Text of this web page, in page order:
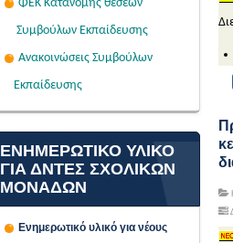
ΦΕΚ Κατανομής θέσεων
Συμβούλων Εκπαίδευσης
Ανακοινώσεις Συμβούλων
Εκπαίδευσης
ΕΝΗΜΕΡΩΤΙΚΟ ΥΛΙΚΟ
ΓΙΑ ΔΝΤΕΣ ΣΧΟΛΙΚΩΝ
ΜΟΝΑΔΩΝ
Ενημερωτικό υλικό για νέους
ΠΡΟΣΩΡΙΝΕΣ ΤΟΠΟΘΕΤΗΣΕΙΣ